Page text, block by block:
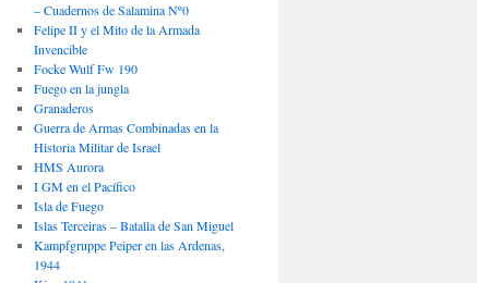
– Cuadernos de Salamina Nº0
Felipe II y el Mito de la Armada
Invencible
Focke Wulf Fw 190
Fuego en la jungla
Granaderos
Guerra de Armas Combinadas en la
Historia Militar de Israel
HMS Aurora
I GM en el Pacífico
Isla de Fuego
Islas Terceiras – Batalla de San Miguel
Kampfgruppe Peiper en las Ardenas,
1944